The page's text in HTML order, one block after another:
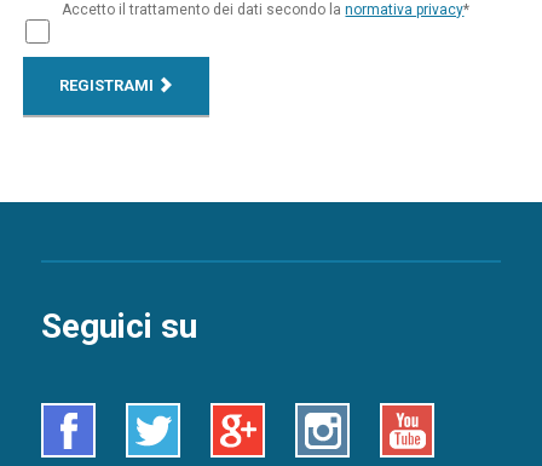
Accetto il trattamento dei dati secondo lanormativa privacy*
REGISTRAMI
Seguici su
Facebook Twitter Google+ Instagram Youtube